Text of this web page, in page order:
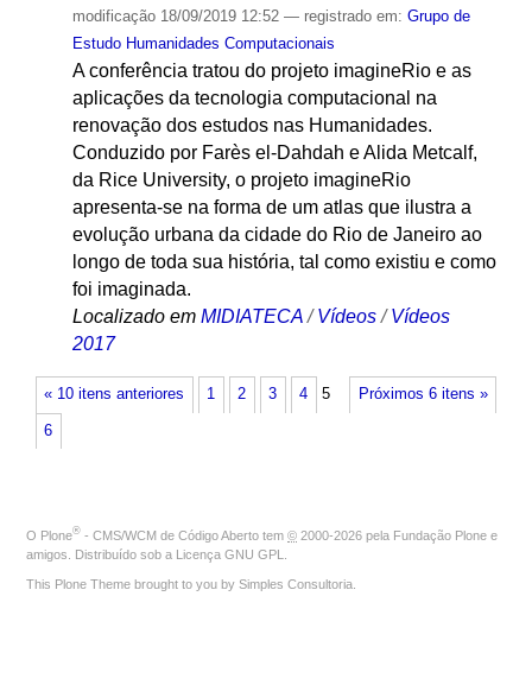
modificação18/09/2019 12:52 — registrado em: Grupo de
Estudo Humanidades Computacionais
A conferência tratou do projeto imagineRio e as
aplicações da tecnologia computacional na
renovação dos estudos nas Humanidades.
Conduzido por Farès el-Dahdah e Alida Metcalf,
da Rice University, o projeto imagineRio
apresenta-se na forma de um atlas que ilustra a
evolução urbana da cidade do Rio de Janeiro ao
longo de toda sua história, tal como existiu e como
foi imaginada.
Localizado em MIDIATECA /Vídeos /Vídeos
2017
« 10 itens anteriores Próximos 6 itens »
1 2 3 4 5
6
O Plone® - CMS/WCM de Código Aberto tem © 2000-2026 pela Fundação Plone e
amigos. Distribuído sob a Licença GNU GPL
This Plone Theme brought to you by Simples Consultoria